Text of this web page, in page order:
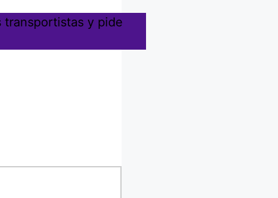
transportistas y pide